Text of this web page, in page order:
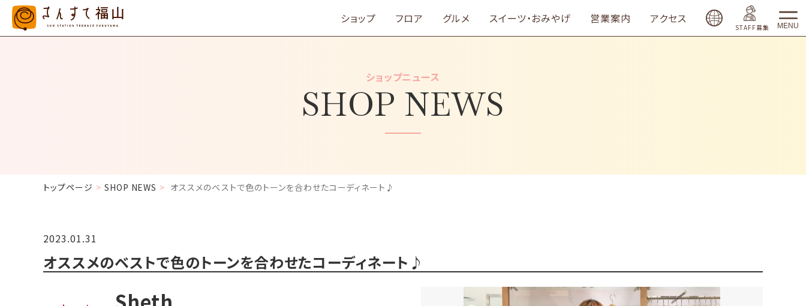
ショップ フロア グルメ スイーツ・おみやげ 営業案内 アクセス
STAFF募集 MENU
SHOP NEWS
ショップニュース
トップページ SHOP NEWS オススメのベストで色のトーンを合わせたコーディネート♪
2023.01.31
オススメのベストで色のトーンを合わせたコーディネート♪